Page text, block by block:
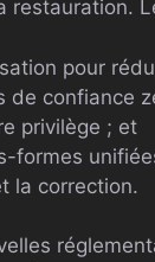
restauration.
pour
de confiance
privilège ; et
formes
la correction.